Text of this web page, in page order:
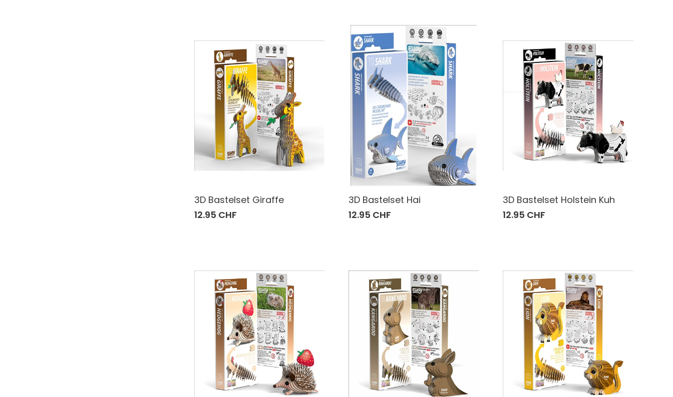
3D Bastelset Giraffe
12.95 CHF
3D Bastelset Hai
12.95 CHF
3D Bastelset Holstein Kuh
12.95 CHF